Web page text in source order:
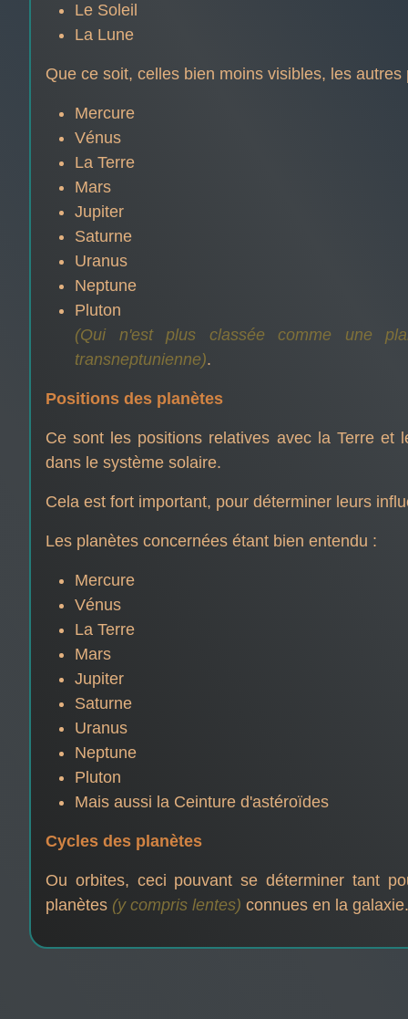
Le Soleil
La Lune
Que ce soit, celles bien moins visibles, les
Mercure
Vénus
La Terre
Mars
Jupiter
Saturne
Uranus
Neptune
Pluton
(Qui n'est plus classée comme une
transneptunienne).
Positions des planètes
Ce sont les positions relatives avec la Terre et
dans le système solaire.
Cela est fort important, pour déterminer leurs
Les planètes concernées étant bien entendu :
Mercure
Vénus
La Terre
Mars
Jupiter
Saturne
Uranus
Neptune
Pluton
Mais aussi la Ceinture d'astéroïdes
Cycles des planètes
Ou orbites, ceci pouvant se déterminer tant
planètes (y compris lentes) connues en la galaxie.